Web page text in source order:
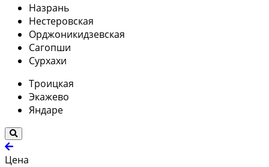
Назрань
Нестеровская
Орджоникидзевская
Сагопши
Сурхахи
Троицкая
Экажево
Яндаре
Цена